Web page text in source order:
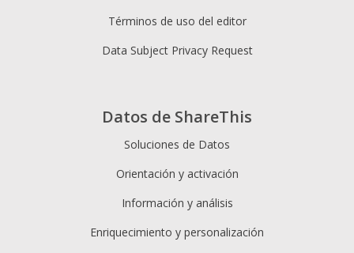
Datos de ShareThis
Soluciones de Datos
Orientación y activación
Información y análisis
Enriquecimiento y personalización
Términos de uso del editor
Data Subject Privacy Request